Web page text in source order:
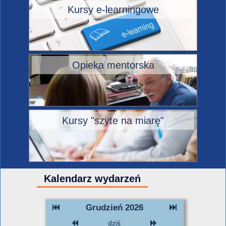
Kursy e-learningowe
Opieka mentorska
Kursy "szyte na miarę"
Kalendarz wydarzeń
Grudzień 2026
dziś